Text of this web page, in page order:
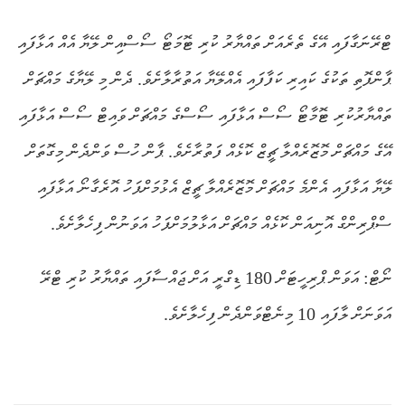
ޓްރޭނަގާފައި އޭގެ ތެރެއަށް ތައްޔާރު ކުރި ޓޮމަޓޯ ސޯސްއިން ލޭޔާ އެއް އަޅާފައި
ޕާންފޮތި ތަކުގެ ކައިރި ކަފާފައި އެއްލޭޔާ އަތުރާލާށެވެ. ދެން މި ލޭޔާގެ މައްޗަށް
ތައްޔާރުކުރި ޓޮމާޓޯ ސޯސް އަޅާފައި ސޯސްގެ މައްޗަށް ވައިޓް ސޯސް އަޅާފައި
އޭގެ މައްޗަށް މޮޒޮރެއްލާ ޗީޒް ކޮޅެއް ފަތުރާށެވެ. ޕާން ހުސް ވަންދެން މިގޮތަށް
ލޭޔާ އަޅާފައި އެންމެ މައްޗަށް މޮޒޮރެއްލާ ޗީޒް އެޅުމަށްފަހު އޮރެގާނޯ އަޅާފައި
ސްޕްރިންގް އޮނިއަން ކޮޅެއް މައްޗަށް އަޅާލުމަށްފަހު އަވަނުން ފިހެލާށެވެ.
ނޯޓް: އަވަން ޕްރިހީޓަށް 180 ޑިގްރީ އަށް ޖައްސާފައި ތައްޔާރު ކުރި ޓްރޭ
އަވަނަށް ލާފައި 10 މިނެޓްވަންދެން ފިހެލާށެވެ.